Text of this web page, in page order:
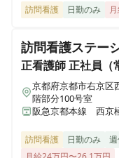
訪問看護 日勤のみ
訪問看護ステー
正看護師正社員（
京都府京都市右京区
階部分100号室
阪急京都本線 西京
訪問看護 日勤のみ